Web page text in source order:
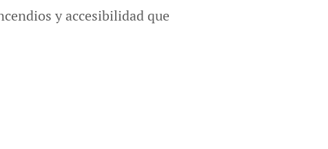
y accesibilidad que